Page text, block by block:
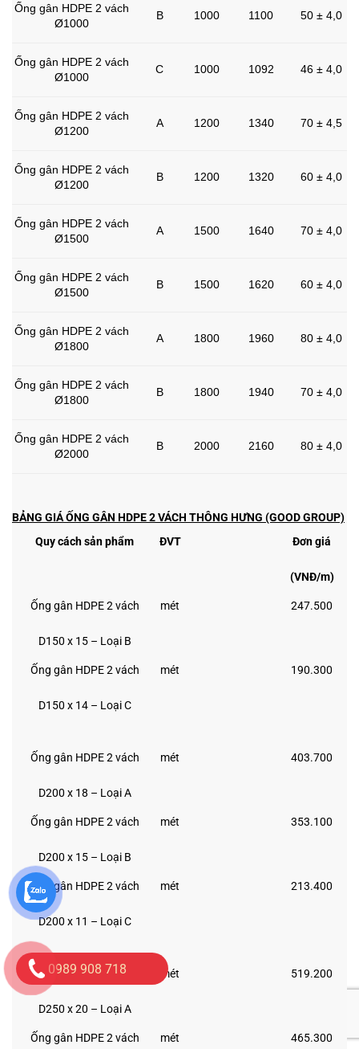
Ống gân HDPE 2 vách
Ø1000
B 1000 1100 50 ± 4,0
Ống gân HDPE 2 vách
Ø1000
C 1000 1092 46 ± 4,0
Ống gân HDPE 2 vách
Ø1200
A 1200 1340 70 ± 4,5
Ống gân HDPE 2 vách
Ø1200
B 1200 1320 60 ± 4,0
Ống gân HDPE 2 vách
Ø1500
A 1500 1640 70 ± 4,0
Ống gân HDPE 2 vách
Ø1500
B 1500 1620 60 ± 4,0
Ống gân HDPE 2 vách
Ø1800
A 1800 1960 80 ± 4,0
Ống gân HDPE 2 vách
Ø1800
B 1800 1940 70 ± 4,0
Ống gân HDPE 2 vách
Ø2000
B 2000 2160 80 ± 4,0
BẢNG GIÁ ỐNG GÂN HDPE 2 VÁCH THÔNG HƯNG (GOOD GROUP)
Quy cách sản phẩm
ĐVT Đơn giá
(VNĐ/m)
Ống gân HDPE 2 vách
D150 x 15 – Loại B
mét 247.500
Ống gân HDPE 2 vách
D150 x 14 – Loại C
mét 190.300
Ống gân HDPE 2 vách
D200 x 18 – Loại A
mét 403.700
Ống gân HDPE 2 vách
D200 x 15 – Loại B
mét 353.100
Ống gân HDPE 2 vách
D200 x 11 – Loại C
mét 213.400
Ống gân HDPE 2 vách
D250 x 20 – Loại A
mét 519.200
Ống gân HDPE 2 vách mét 465.300
0989 908 718